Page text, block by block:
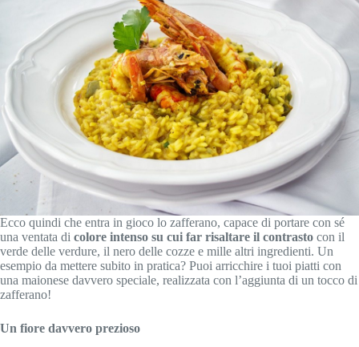
Ecco quindi che entra in gioco lo zafferano, capace di portare con sé
una ventata di colore intenso su cui far risaltare il contrasto con il
verde delle verdure, il nero delle cozze e mille altri ingredienti. Un
esempio da mettere subito in pratica? Puoi arricchire i tuoi piatti con
una maionese davvero speciale, realizzata con l’aggiunta di un tocco di
zafferano!
Un fiore davvero prezioso